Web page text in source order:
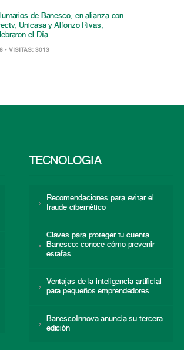
de Banesco, en alianza con
Unicasa y Alfonzo Rivas,
el Día...
• VISITAS: 3013
TECNOLOGÍA
Recomendaciones para evitar el
fraude cibernético
Claves para proteger tu cuenta
Banesco: conoce cómo prevenir
estafas
Ventajas de la inteligencia artificial
para pequeños emprendedores
BanescoInnova anuncia su tercera
edición